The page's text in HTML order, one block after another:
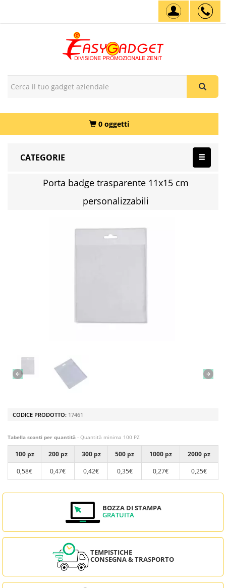
0 oggetti
CATEGORIE
Porta badge trasparente 11x15 cm
personalizzabili
CODICE PRODOTTO: 17461
Tabella sconti per quantità - Quantità minima 100 PZ
100 pz 200 pz 300 pz 500 pz 1000 pz
2000 pz
0,58€
0,47€ 0,42€ 0,35€ 0,27€ 0,25€
BOZZA DI STAMPA
GRATUITA
TEMPISTICHE
CONSEGNA & TRASPORTO